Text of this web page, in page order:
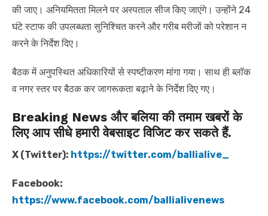
की जाए। अनियमितता मिलने पर अस्पताल सीज किए जाएंगे। उन्होंने 24
घंटे स्टाफ की उपलब्धता सुनिश्चित करने और गरीब मरीजों को परेशान न
करने के निर्देश दिए।
बैठक में अनुपस्थित अधिकारियों से स्पष्टीकरण मांगा गया। साथ ही ब्लॉक
व नगर स्तर पर बैठक कर जागरूकता बढ़ाने के निर्देश दिए गए।
Breaking News और बलिया की तमाम खबरों के
लिए आप सीधे हमारी वेबसाइट विजिट कर सकते हैं.
X (Twitter): https://twitter.com/ballialive_
Facebook:
https://www.facebook.com/ballialivenews